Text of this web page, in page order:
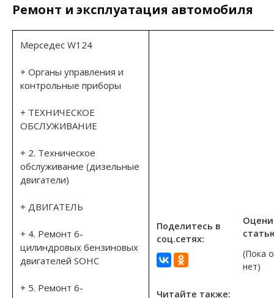
Ремонт и эксплуатация автомобиля
Мерседес W124
+ Органы управления и
контрольные приборы
+ ТЕХНИЧЕСКОЕ
ОБСЛУЖИВАНИЕ
+ 2. Техническое
обслуживание (дизельные
двигатели)
+ ДВИГАТЕЛЬ
+ 4. Ремонт 6-
цилиндровых бензиновых
двигателей SOHC
+ 5. Ремонт 6-
Поделитесь в
соц.сетях:
(Пока
нет)
Читайте также: